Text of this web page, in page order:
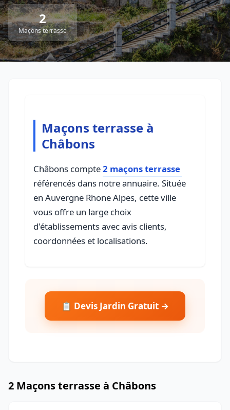
2
Maçons terrasse
Maçons terrasse à
Châbons
Châbons compte2 maçons terrasse
référencés dans notre annuaire. Située
en Auvergne Rhone Alpes, cette ville
vous offre un large choix
d'établissements avec avis clients,
coordonnées et localisations.
📋 Devis Jardin Gratuit →
2 Maçons terrasse à Châbons